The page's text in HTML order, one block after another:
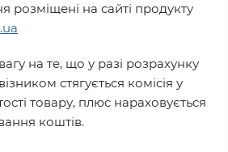
розміщені на сайті продукту
на те, що у разі розрахунку
стягується комісія у
товару, плюс нараховується
коштів.